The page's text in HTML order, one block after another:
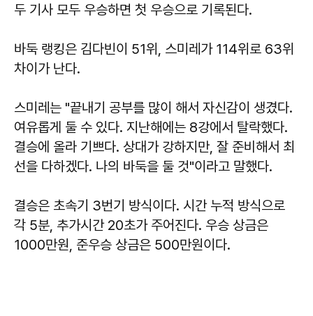
두 기사 모두 우승하면 첫 우승으로 기록된다.
바둑 랭킹은 김다빈이 51위, 스미레가 114위로 63위
차이가 난다.
스미레는 "끝내기 공부를 많이 해서 자신감이 생겼다.
여유롭게 둘 수 있다. 지난해에는 8강에서 탈락했다.
결승에 올라 기쁘다. 상대가 강하지만, 잘 준비해서 최
선을 다하겠다. 나의 바둑을 둘 것"이라고 말했다.
결승은 초속기 3번기 방식이다. 시간 누적 방식으로
각 5분, 추가시간 20초가 주어진다. 우승 상금은
1000만원, 준우승 상금은 500만원이다.